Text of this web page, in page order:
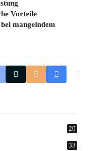
Vorteile
mangelndem
20
33